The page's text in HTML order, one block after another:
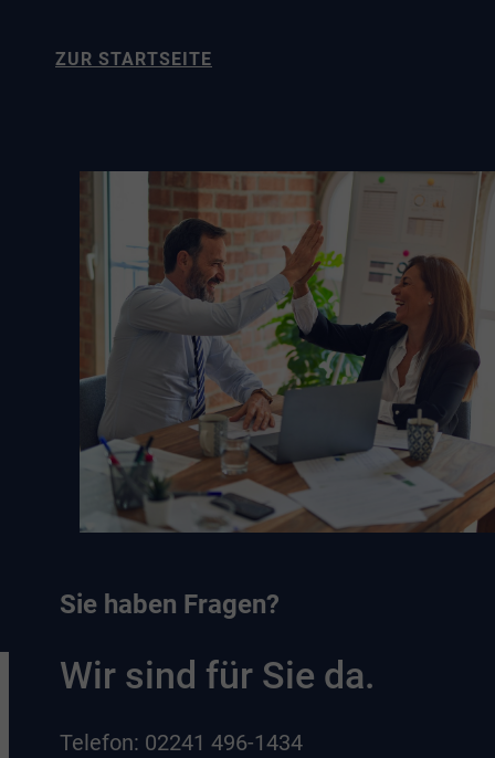
ZUR STARTSEITE
Sie haben Fragen?
Wir sind für Sie da.
Telefon: 02241 496-1434